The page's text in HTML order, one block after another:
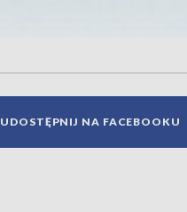
UDOSTĘPNIJ NA FACEBOOKU